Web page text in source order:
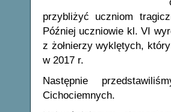
przybliżyć uczniom
Później uczniowie kl. VI
z żołnierzy wyklętych,
w 2017 r.
Następnie
Cichociemnych.